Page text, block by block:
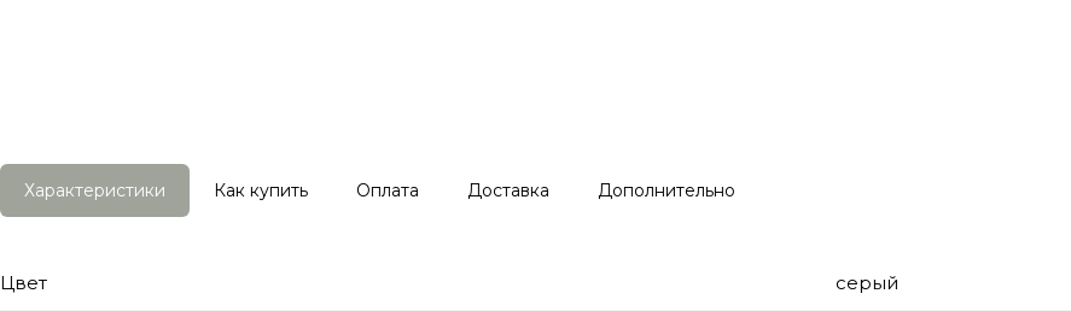
Характеристики Как купить Оплата Доставка Дополнительно
Цвет серый